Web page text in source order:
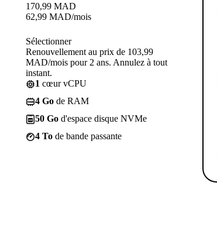
170,99 MAD
62,99 MAD/mois
Sélectionner
Renouvellement au prix de 103,99
MAD/mois pour 2 ans. Annulez à tout
instant.
1 cœur vCPU
4 Go de RAM
50 Go d'espace disque NVMe
4 To de bande passante